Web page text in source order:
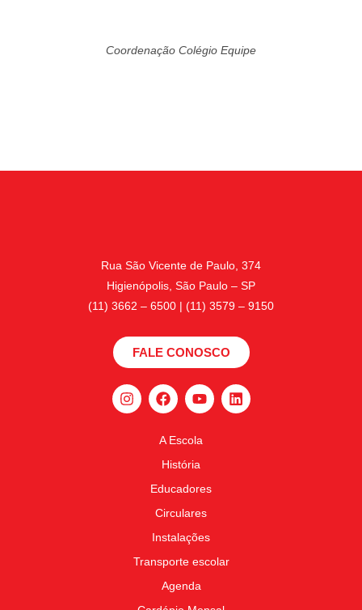
Coordenação Colégio Equipe
Rua São Vicente de Paulo, 374
Higienópolis, São Paulo – SP
(11) 3662 – 6500 | (11) 3579 – 9150
FALE CONOSCO
A Escola
História
Educadores
Circulares
Instalações
Transporte escolar
Agenda